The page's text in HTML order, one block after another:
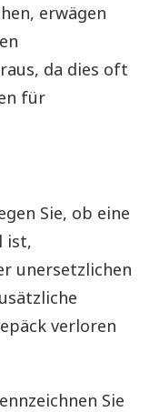
erwägen
da dies oft
für
Sie, ob eine
ist,
unersetzlichen
verloren
Sie